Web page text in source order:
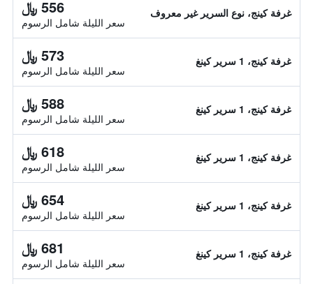
غرفة كينج، نوع السرير غير معروف 556 ﷼
سعر الليلة شامل الرسوم
غرفة كينج، 1 سرير كينغ 573 ﷼
سعر الليلة شامل الرسوم
غرفة كينج، 1 سرير كينغ 588 ﷼
سعر الليلة شامل الرسوم
غرفة كينج، 1 سرير كينغ 618 ﷼
سعر الليلة شامل الرسوم
غرفة كينج، 1 سرير كينغ 654 ﷼
سعر الليلة شامل الرسوم
غرفة كينج، 1 سرير كينغ 681 ﷼
سعر الليلة شامل الرسوم